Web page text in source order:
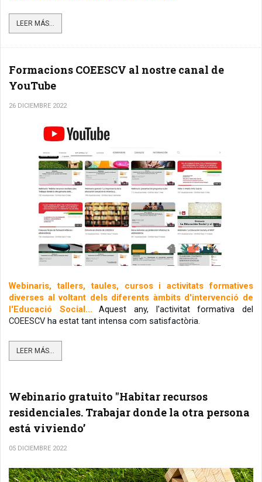
LEER MÁS...
Formacions COEESCV al nostre canal de
YouTube
26 DICIEMBRE 2022
Webinaris, tallers, taules, cursos i activitats formatives
diverses al voltant dels diferents àmbits d'intervenció de
l'Educació Social...
COEESCV ha estat tant intensa com satisfactòria.
LEER MÁS...
Webinario gratuito "Habitar recursos
residenciales. Trabajar donde la otra persona
está viviendo’
05 DICIEMBRE 2022